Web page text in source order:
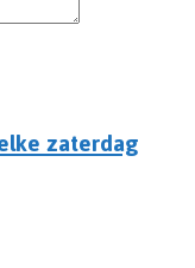
zaterdag